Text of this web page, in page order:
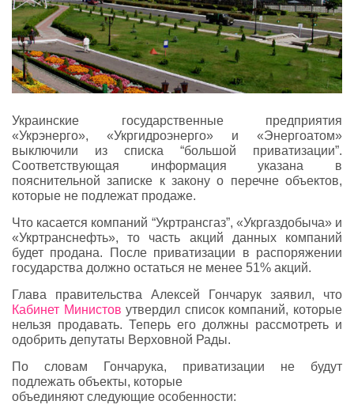
Украинские государственные предприятия
«Укрэнерго», «Укргидроэнерго» и «Энергоатом»
выключили из списка “большой приватизации”.
Соответствующая информация указана в
пояснительной записке к закону о перечне объектов,
которые не подлежат продаже.
Что касается компаний “Укртрансгаз”, «Укргаздобыча» и
«Укртранснефть», то часть акций данных компаний
будет продана. После приватизации в распоряжении
государства должно остаться не менее 51% акций.
Глава правительства Алексей Гончарук заявил, что
Кабинет Министов утвердил список компаний, которые
нельзя продавать. Теперь его должны рассмотреть и
одобрить депутаты Верховной Рады.
По словам Гончарука, приватизации не будут
подлежать объекты, которые
объединяют следующие особенности: